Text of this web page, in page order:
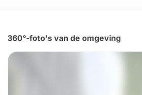
360°-foto's van de omgeving